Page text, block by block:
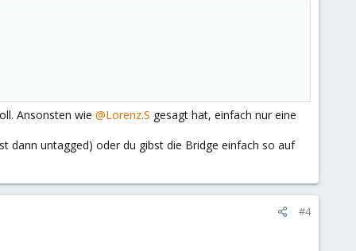
Ansonsten wie @Lorenz.S gesagt hat, einfach nur eine
dann untagged) oder du gibst die Bridge einfach so auf
#4